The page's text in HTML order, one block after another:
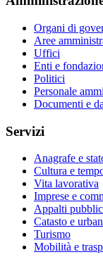
Organi di
Aree
Uffici
Enti e
Politici
Personale
Documenti e
Servizi
Anagrafe e
Cultura e
Vita lavorativa
Imprese e
Appalti
Catasto e
Turismo
Mobilità e